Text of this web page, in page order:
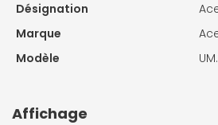
Désignation
Marque
Modèle
Affichage